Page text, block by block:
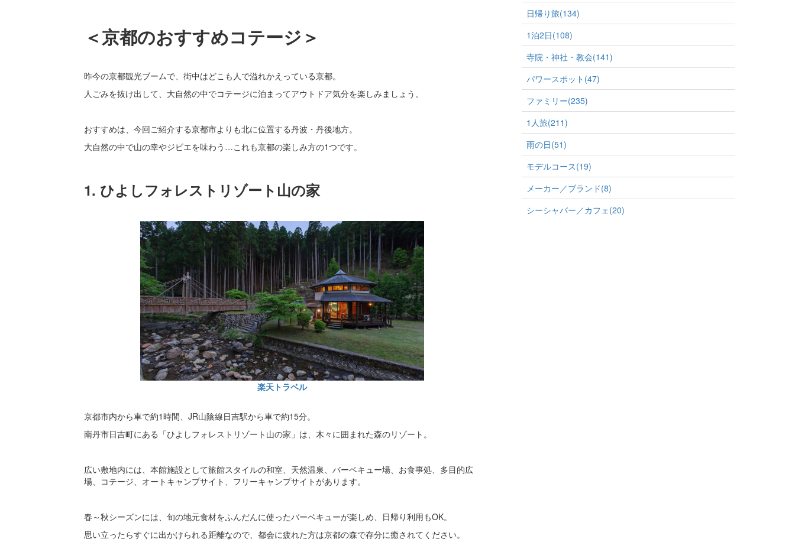
＜京都のおすすめコテージ＞
昨今の京都観光ブームで、街中はどこも人で溢れかえっている京都。
人ごみを抜け出して、大自然の中でコテージに泊まってアウトドア気分を楽しみましょう。
おすすめは、今回ご紹介する京都市よりも北に位置する丹波・丹後地方。
大自然の中で山の幸やジビエを味わう…これも京都の楽しみ方の1つです。
1. ひよしフォレストリゾート山の家
楽天トラベル
京都市内から車で約1時間、JR山陰線日吉駅から車で約15分。
南丹市日吉町にある「ひよしフォレストリゾート山の家」は、木々に囲まれた森のリゾート。
広い敷地内には、本館施設として旅館スタイルの和室、天然温泉、バーベキュー場、お食事処、多目的広
場、コテージ、オートキャンプサイト、フリーキャンプサイトがあります。
春～秋シーズンには、旬の地元食材をふんだんに使ったバーベキューが楽しめ、日帰り利用もOK。
思い立ったらすぐに出かけられる距離なので、都会に疲れた方は京都の森で存分に癒されてください。
日帰り旅(134)
1泊2日(108)
寺院・神社・教会(141)
パワースポット(47)
ファミリー(235)
1人旅(211)
雨の日(51)
モデルコース(19)
メーカー／ブランド(8)
シーシャバー／カフェ(20)